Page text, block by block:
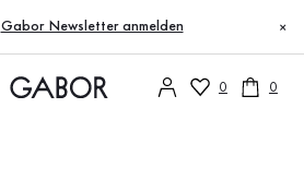
Gabor Newsletter anmelden ×
0 0